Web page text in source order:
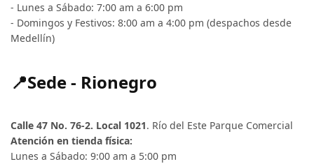
- Lunes a Sábado: 7:00 am a 6:00 pm
- Domingos y Festivos: 8:00 am a 4:00 pm (despachos desde
Medellín)
📍Sede - Rionegro
Calle 47 No. 76-2. Local 1021. Río del Este Parque Comercial
Atención en tienda física:
Lunes a Sábado: 9:00 am a 5:00 pm